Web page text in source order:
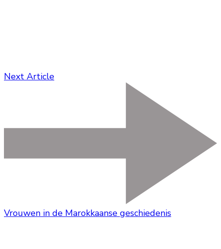
Next Article
Vrouwen in de Marokkaanse geschiedenis